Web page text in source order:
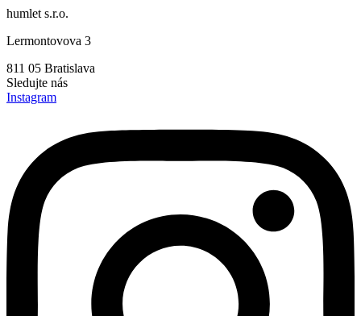
humlet s.r.o.
Lermontovova 3
811 05 Bratislava
Sledujte nás
Instagram